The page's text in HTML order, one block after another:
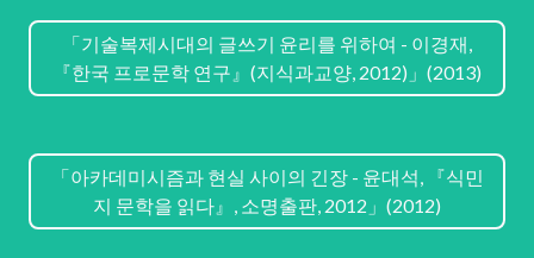
「기술복제시대의 글쓰기 윤리를 위하여 - 이경재,
『한국 프로문학 연구』(지식과교양, 2012)」(2013)
「아카데미시즘과 현실 사이의 긴장 - 윤대석, 『식민
지 문학을 읽다』, 소명출판, 2012」(2012)